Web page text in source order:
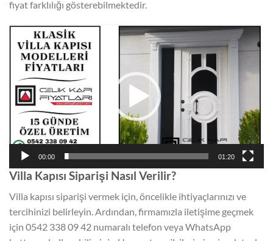
fiyat farklılığı gösterebilmektedir.
oynatıcı
00:00 01:20
Villa Kapısı Siparişi Nasıl Verilir?
Villa kapısı siparişi vermek için, öncelikle ihtiyaçlarınızı ve
tercihinizi belirleyin. Ardından, firmamızla iletişime geçmek
için 0542 338 09 42 numaralı telefon veya WhatsApp